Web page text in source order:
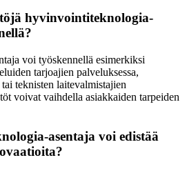
hyvinvointiteknologia-
voi työskennellä esimerkiksi
tarjoajien palveluksessa,
teknisten laitevalmistajien
voivat vaihdella asiakkaiden tarpeiden
asentaja voi edistää